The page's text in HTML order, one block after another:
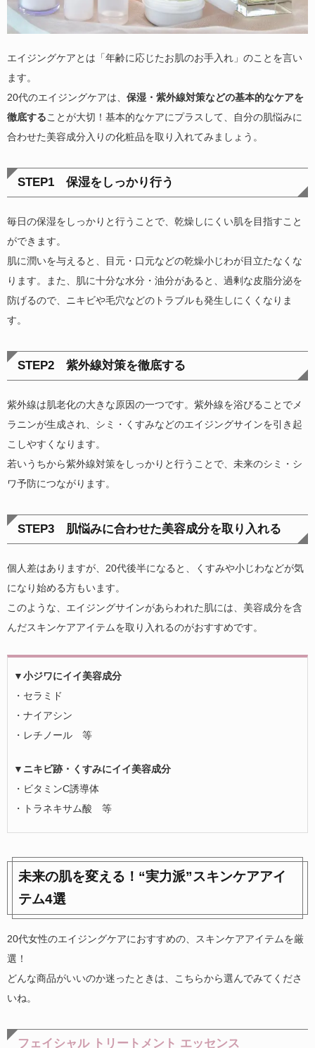
エイジングケアとは「年齢に応じたお肌のお手入れ」のことを言い
ます。
20代のエイジングケアは、 保湿・紫外線対策などの基本的なケアを
徹底することが大切！基本的なケアにプラスして、自分の肌悩みに
合わせた美容成分入りの化粧品を取り入れてみましょう。
STEP1 保湿をしっかり行う
毎日の保湿をしっかりと行うことで、乾燥しにくい肌を目指すこと
ができます。
肌に潤いを与えると、目元・口元などの乾燥小じわが目立たなくな
ります。また、肌に十分な水分・油分があると、過剰な皮脂分泌を
防げるので、ニキビや毛穴などのトラブルも発生しにくくなりま
す。
STEP2 紫外線対策を徹底する
紫外線は肌老化の大きな原因の一つです。紫外線を浴びることでメ
ラニンが生成され、シミ・くすみなどのエイジングサインを引き起
こしやすくなります。
若いうちから紫外線対策をしっかりと行うことで、未来のシミ・シ
ワ予防につながります。
STEP3 肌悩みに合わせた美容成分を取り入れる
個人差はありますが、20代後半になると、くすみや小じわなどが気
になり始める方もいます。
このような、エイジングサインがあらわれた肌には、美容成分を含
んだスキンケアアイテムを取り入れるのがおすすめです。
▼小ジワにイイ美容成分
・セラミド
・ナイアシン
・レチノール 等
▼ニキビ跡・くすみにイイ美容成分
・ビタミンC誘導体
・トラネキサム酸 等
未来の肌を変える！“実力派”スキンケアアイ
テム4選
20代女性のエイジングケアにおすすめの、スキンケアアイテムを厳
選！
どんな商品がいいのか迷ったときは、こちらから選んでみてくださ
いね。
フェイシャル トリートメント エッセンス